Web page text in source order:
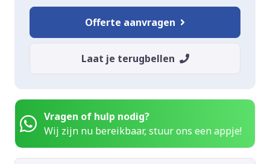
Offerte aanvragen
Laat je terugbellen
Vragen of hulp nodig?
Wij zijn nu bereikbaar, stuur ons een appje!